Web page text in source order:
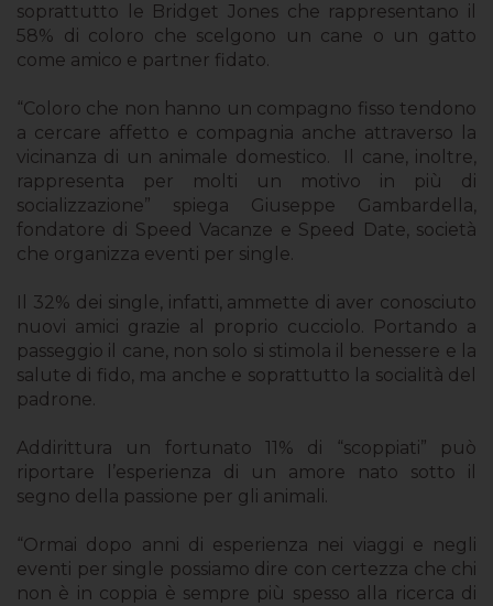
soprattutto le Bridget Jones che rappresentano il
58% di coloro che scelgono un cane o un gatto
come amico e partner fidato.
“Coloro che non hanno un compagno fisso tendono
a cercare affetto e compagnia anche attraverso la
vicinanza di un animale domestico. Il cane, inoltre,
rappresenta per molti un motivo in più di
socializzazione” spiega Giuseppe Gambardella,
fondatore di Speed Vacanze e Speed Date, società
che organizza eventi per single.
Il 32% dei single, infatti, ammette di aver conosciuto
nuovi amici grazie al proprio cucciolo. Portando a
passeggio il cane, non solo si stimola il benessere e la
salute di fido, ma anche e soprattutto la socialità del
padrone.
Addirittura un fortunato 11% di “scoppiati” può
riportare l’esperienza di un amore nato sotto il
segno della passione per gli animali.
“Ormai dopo anni di esperienza nei viaggi e negli
eventi per single possiamo dire con certezza che chi
non è in coppia è sempre più spesso alla ricerca di